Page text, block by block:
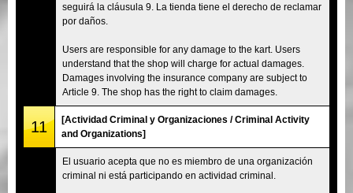
seguirá la cláusula 9. La tienda tiene el derecho de reclamar
por daños.
Users are responsible for any damage to the kart. Users
understand that the shop will charge for actual damages.
Damages involving the insurance company are subject to
Article 9. The shop has the right to claim damages.
11
[Actividad Criminal y Organizaciones / Criminal Activity
and Organizations]
El usuario acepta que no es miembro de una organización
criminal ni está participando en actividad criminal.